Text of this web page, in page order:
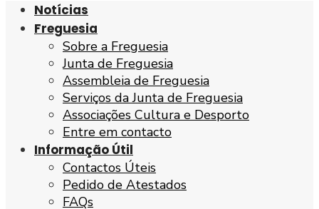
Notícias
Freguesia
Sobre a Freguesia
Junta de Freguesia
Assembleia de Freguesia
Serviços da Junta de Freguesia
Associações Cultura e Desporto
Entre em contacto
Informação Útil
Contactos Úteis
Pedido de Atestados
FAQs